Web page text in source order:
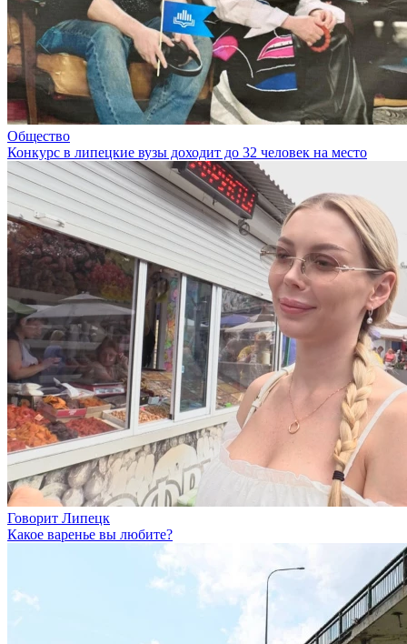
Общество
Конкурс в липецкие вузы доходит до 32 человек на место
Говорит Липецк
Какое варенье вы любите?